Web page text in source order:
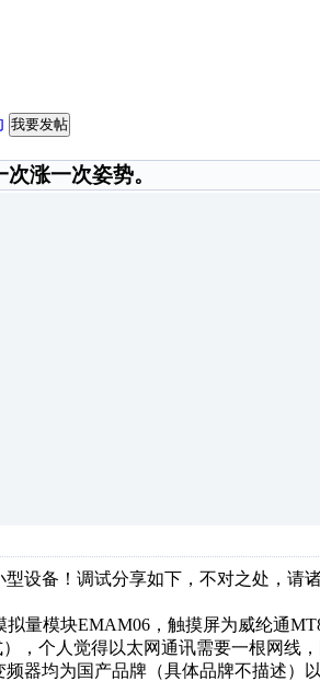
我要发帖
涨一次姿势。
设备！调试分享如下，不对之处，请
拟量模块EMAM06，触摸屏为威纶通
），个人觉得以太网通讯需要一根网线
器均为国产品牌（具体品牌不描述）